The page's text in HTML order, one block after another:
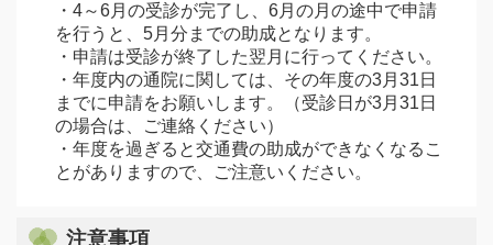
・4～6月の受診が完了し、6月の月の途中で申請
を行うと、5月分までの助成となります。
・申請は受診が終了した翌月に行ってください。
・年度内の通院に関しては、その年度の3月31日
までに申請をお願いします。（受診日が3月31日
の場合は、ご連絡ください）
・年度を過ぎると交通費の助成ができなくなるこ
とがありますので、ご注意いください。
注意事項